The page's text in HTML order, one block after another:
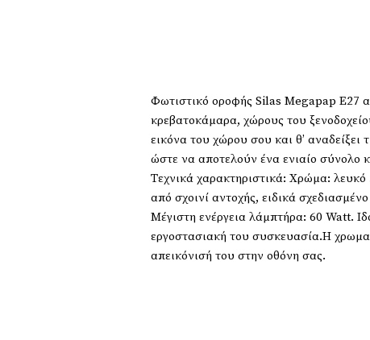
Φωτιστικό οροφής Silas Megapap E27
κρεβατοκάμαρα, χώρους του
εικόνα του χώρου σου και θ’ αναδείξει
ώστε να αποτελούν ένα ενιαίο σύνολο
Τεχνικά χαρακτηριστικά: Χρώμα:
από σχοινί αντοχής, ειδικά
Μέγιστη ενέργεια λάμπτήρα: 60 Watt.
εργοστασιακή του συσκευασία.Η
απεικόνισή του στην οθόνη σας.